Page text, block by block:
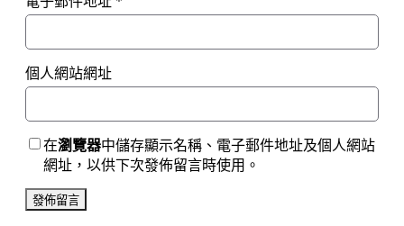
個人網站網址
在瀏覽器中儲存顯示名稱、電子郵件地址及個人網站
網址，以供下次發佈留言時使用。